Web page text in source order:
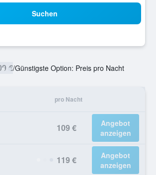
Suchen
€/Günstigste Option: Preis pro Nacht
pro Nacht
109 €
Angebot
anzeigen
119 €
Angebot
anzeigen